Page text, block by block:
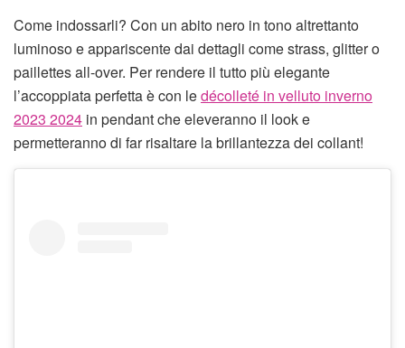
Come indossarli? Con un abito nero in tono altrettanto
luminoso e appariscente dai dettagli come strass, glitter o
paillettes all-over. Per rendere il tutto più elegante
l’accoppiata perfetta è con ledécolleté in velluto inverno
2023 2024 in pendant che eleveranno il look e
permetteranno di far risaltare la brillantezza dei collant!